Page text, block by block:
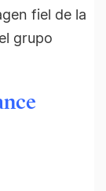
fiel de la
grupo